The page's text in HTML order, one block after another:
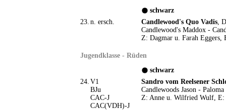
schwarz
23. n. ersch. Candlewood's Quo Vadis,
Candlewood's Maddox -
Z: Dagmar u. Farah
Jugendklasse - Rüden
schwarz
24. V1
BJu
CAC-J
CAC(VDH)-J
Sandro vom Reelsener
Candlewoods Jason -
Z: Anne u. Wilfried Wulf, E: